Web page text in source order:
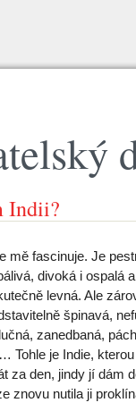
Indii?
mě fascinuje. Je
divoká i ospalá
levná. Ale
špinavá,
zanedbaná,
Tohle je Indie,
za den, jindy jí dám
znovu nutila ji